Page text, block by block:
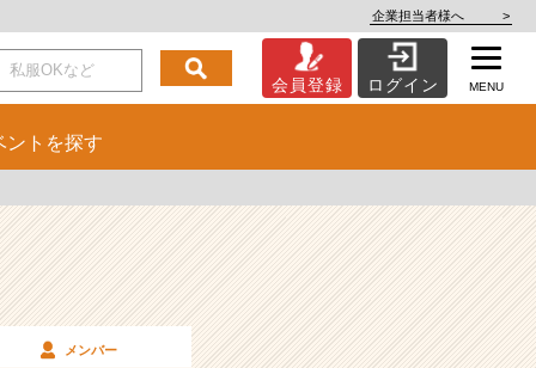
企業担当者様へ >
会員登録 ログイン MENU
ント を探す
メンバー